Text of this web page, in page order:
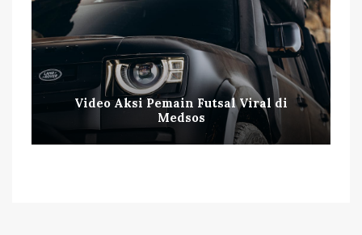
Video Aksi Pemain Futsal Viral di
Medsos